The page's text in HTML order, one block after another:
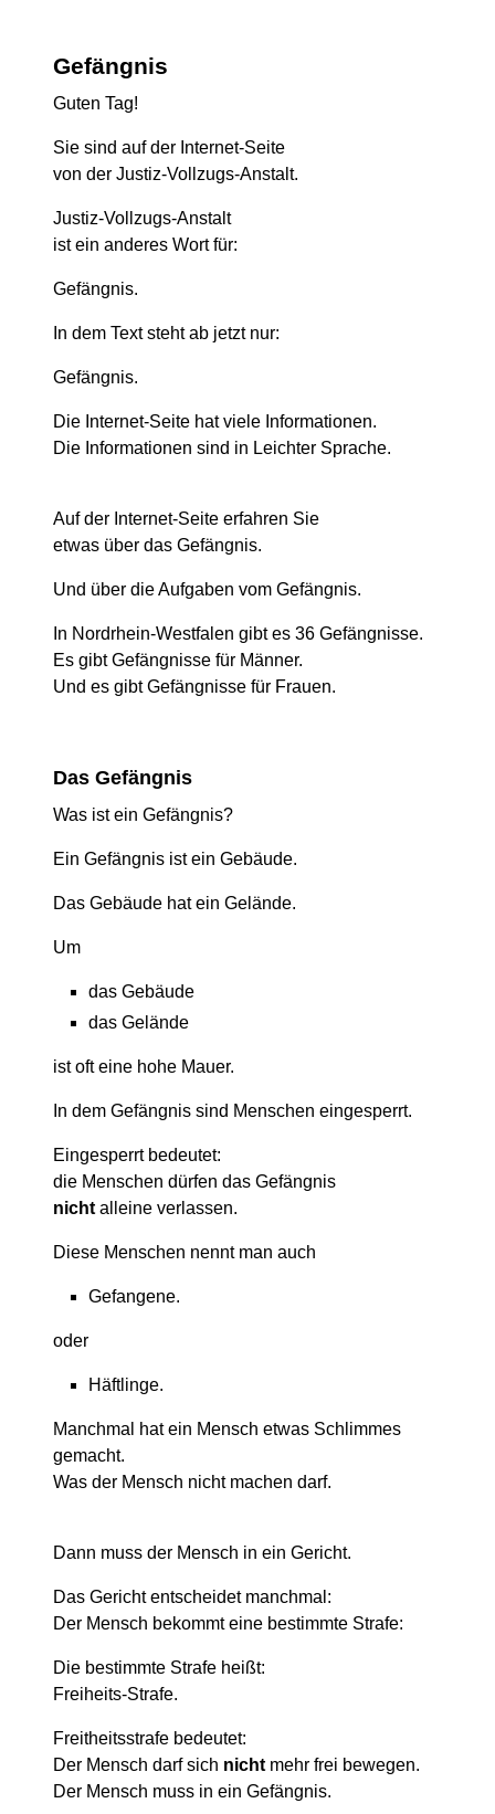
Gefängnis
Guten Tag!
Sie sind auf der Internet-Seite
von der Justiz-Vollzugs-Anstalt.
Justiz-Vollzugs-Anstalt
ist ein anderes Wort für:
Gefängnis.
In dem Text steht ab jetzt nur:
Gefängnis.
Die Internet-Seite hat viele Informationen.
Die Informationen sind in Leichter Sprache.
Auf der Internet-Seite erfahren Sie
etwas über das Gefängnis.
Und über die Aufgaben vom Gefängnis.
In Nordrhein-Westfalen gibt es 36 Gefängnisse.
Es gibt Gefängnisse für Männer.
Und es gibt Gefängnisse für Frauen.
Das Gefängnis
Was ist ein Gefängnis?
Ein Gefängnis ist ein Gebäude.
Das Gebäude hat ein Gelände.
Um
das Gebäude
das Gelände
ist oft eine hohe Mauer.
In dem Gefängnis sind Menschen eingesperrt.
Eingesperrt bedeutet:
die Menschen dürfen das Gefängnis
nicht alleine verlassen.
Diese Menschen nennt man auch
Gefangene.
oder
Häftlinge.
Manchmal hat ein Mensch etwas Schlimmes
gemacht.
Was der Mensch nicht machen darf.
Dann muss der Mensch in ein Gericht.
Das Gericht entscheidet manchmal:
Der Mensch bekommt eine bestimmte Strafe:
Die bestimmte Strafe heißt:
Freiheits-Strafe.
Freitheitsstrafe bedeutet:
Der Mensch darf sich nicht mehr frei bewegen.
Der Mensch muss in ein Gefängnis.